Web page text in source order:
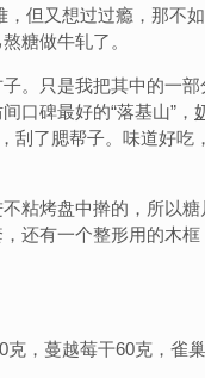
但又想过过瘾，那不如
糖做牛轧了。
只是我把其中的一部
口碑最好的“落基山”，
刮了腮帮子。味道好吃
烤盘中擀的，所以糖
还有一个整形用的木
克，蔓越莓干60克，雀